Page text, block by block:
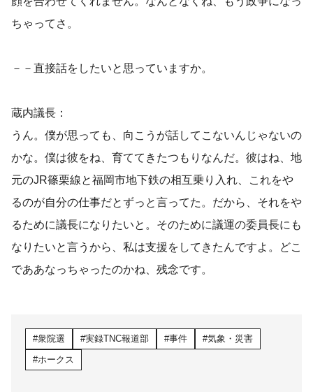
ちゃってさ。
－－直接話をしたいと思っていますか。
蔵内議長：
うん。僕が思っても、向こうが話してこないんじゃないの
かな。僕は彼をね、育ててきたつもりなんだ。彼はね、地
元のJR篠栗線と福岡市地下鉄の相互乗り入れ、これをや
るのが自分の仕事だとずっと言ってた。だから、それをや
るために議長になりたいと。そのために議運の委員長にも
なりたいと言うから、私は支援をしてきたんですよ。どこ
でああなっちゃったのかね、残念です。
衆院選 実録TNC報道部 事件
気象・災害
ホークス